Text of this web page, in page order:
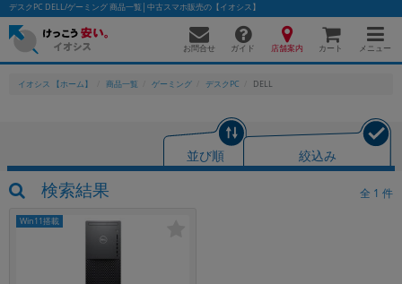
デスクPC DELL/ゲーミング 商品一覧│中古スマホ販売の【イオシス】
お問合せ ガイド 店舗案内 カート メニュー
イオシス 【ホーム】 商品一覧 ゲーミング デスクPC DELL
並び順 絞込み
検索結果 全 1 件
Win11搭載